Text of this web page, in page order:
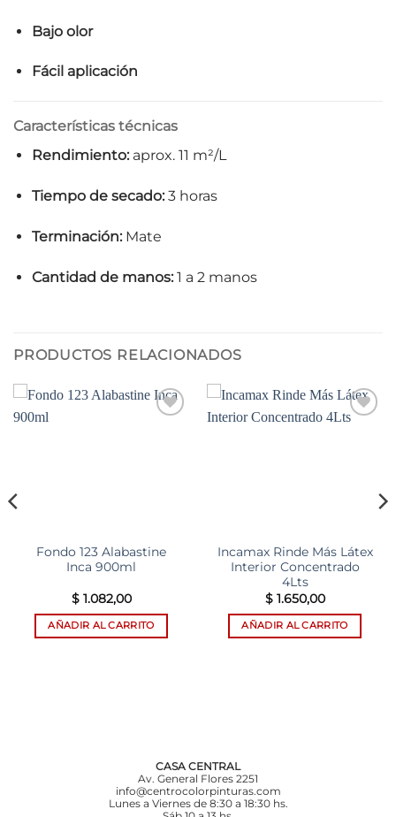
Bajo olor
Fácil aplicación
Características técnicas
Rendimiento:aprox. 11 m²/L
Tiempo de secado:3 horas
Terminación:Mate
Cantidad de manos:1 a 2 manos
PRODUCTOS RELACIONADOS
Fondo 123 Alabastine
Inca 900ml
$1.082,00
AÑADIR AL CARRITO
Incamax Rinde Más Látex
Interior Concentrado
4Lts
$1.650,00
AÑADIR AL CARRITO
CASA CENTRAL
Av. General Flores 2251
info@centrocolorpinturas.com
Lunes a Viernes de 8:30 a 18:30 hs.